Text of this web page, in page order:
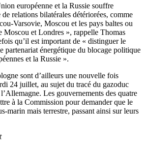
européenne et la Russie souffre
de relations bilatérales détériorées, comme
Varsovie, Moscou et les pays baltes ou
Moscou et Londres », rappelle Thomas
qu’il est important de « distinguer le
partenariat énergétique du blocage politique
et la Russie ».
sont d’ailleurs une nouvelle fois
24 juillet, au sujet du tracé du gazoduc
Les gouvernements des quatre
à la Commission pour demander que le
marin mais terrestre, passant ainsi sur leurs